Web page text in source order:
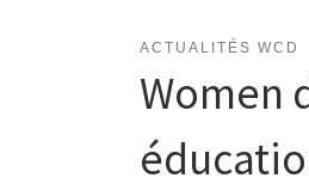
ACTUALITÉS WCD
Women